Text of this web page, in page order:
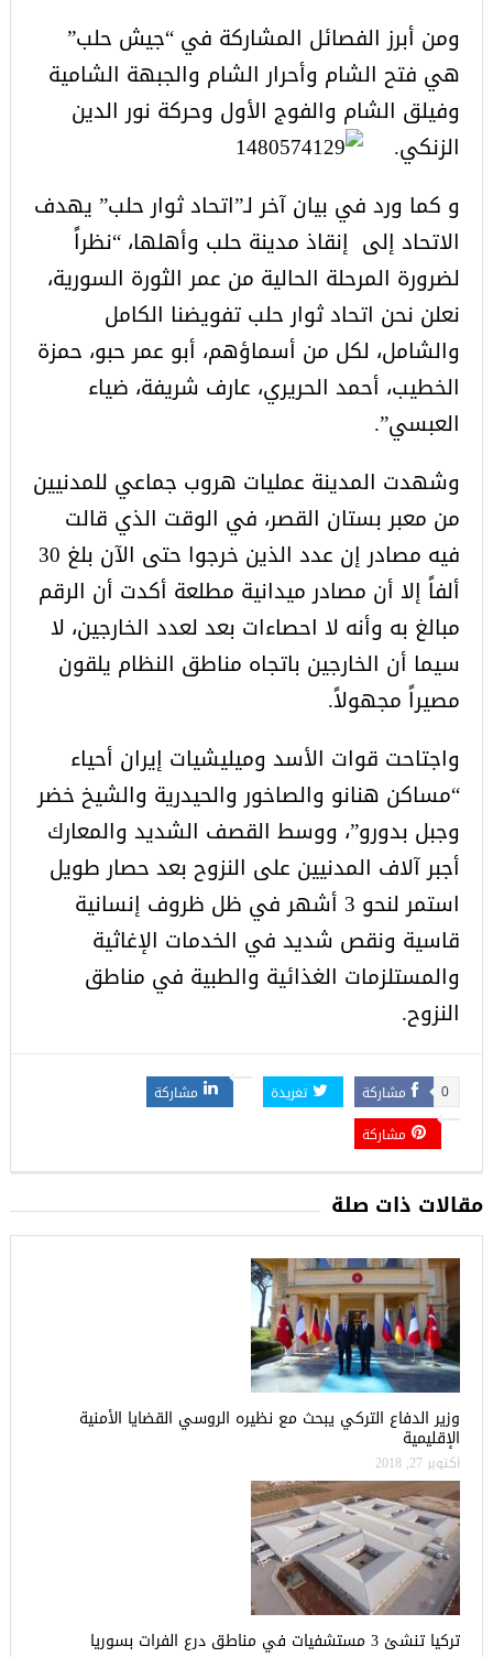
ومن أبرز الفصائل المشاركة في “جيش حلب”
هي فتح الشام وأحرار الشام والجبهة الشامية
وفيلق الشام والفوج الأول وحركة نور الدين
الزنكي.
و كما ورد في بيان آخر لـ”اتحاد ثوار حلب” يهدف
الاتحاد إلى إنقاذ مدينة حلب وأهلها، “نظراً
لضرورة المرحلة الحالية من عمر الثورة السورية،
نعلن نحن اتحاد ثوار حلب تفويضنا الكامل
والشامل، لكل من أسماؤهم، أبو عمر حبو، حمزة
الخطيب، أحمد الحريري، عارف شريفة، ضياء
العبسي”.
وشهدت المدينة عمليات هروب جماعي للمدنيين
من معبر بستان القصر، في الوقت الذي قالت
فيه مصادر إن عدد الذين خرجوا حتى الآن بلغ 30
ألفاً إلا أن مصادر ميدانية مطلعة أكدت أن الرقم
مبالغ به وأنه لا احصاءات بعد لعدد الخارجين، لا
سيما أن الخارجين باتجاه مناطق النظام يلقون
مصيراً مجهولاً.
واجتاحت قوات الأسد وميليشيات إيران أحياء
“مساكن هنانو والصاخور والحيدرية والشيخ خضر
وجبل بدورو”، ووسط القصف الشديد والمعارك
أجبر آلاف المدنيين على النزوح بعد حصار طويل
استمر لنحو 3 أشهر في ظل ظروف إنسانية
قاسية ونقص شديد في الخدمات الإغاثية
والمستلزمات الغذائية والطبية في مناطق
النزوح.
مشاركة 0 تغريدة
مشاركة
مشاركة
مقالات ذات صلة
وزير الدفاع التركي يبحث مع نظيره الروسي القضايا الأمنية
الإقليمية
أكتوبر 27, 2018
تركيا تنشئ 3 مستشفيات في مناطق درع الفرات بسوريا